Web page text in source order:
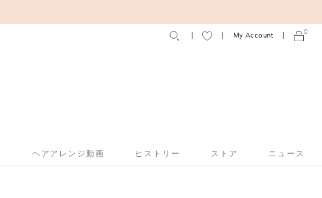
ヘアアレンジ動画 ヒストリー ストア ニュース
My Account 0